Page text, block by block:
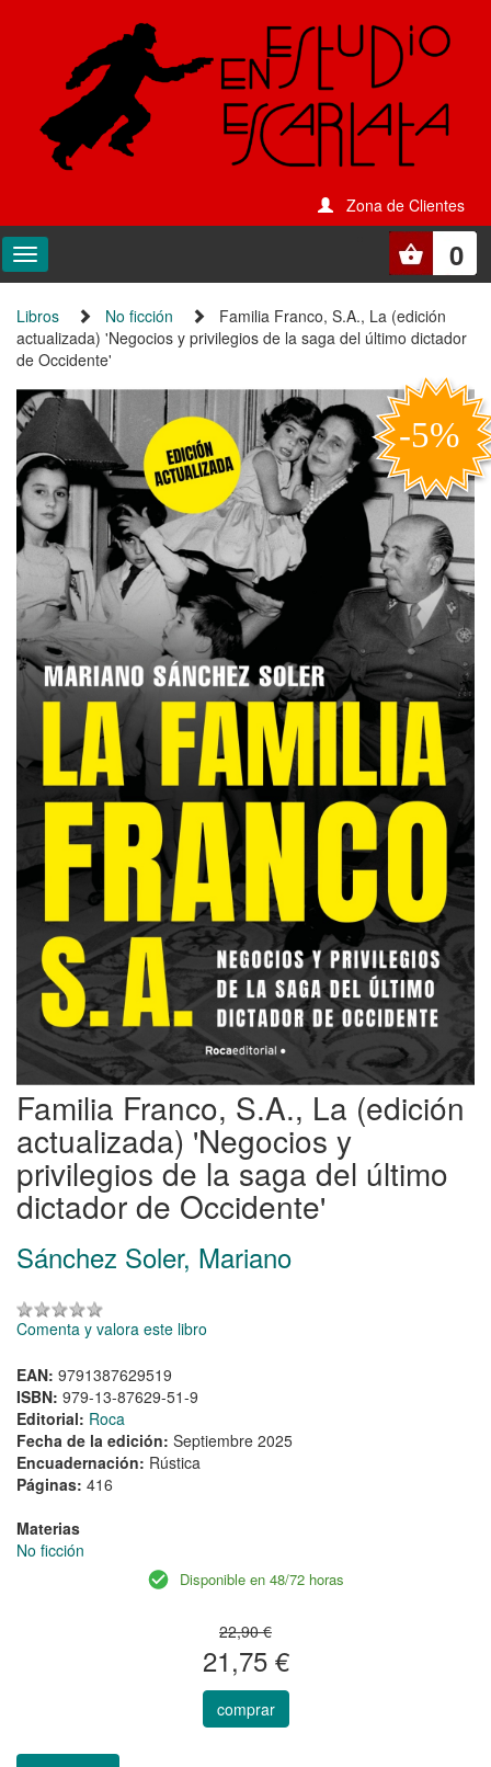
Zona de Clientes
0
Libros No ficción
Familia Franco, S.A., La (edición
actualizada) 'Negocios y privilegios de la saga del último dictador
de Occidente'
Familia Franco, S.A., La (edición
actualizada) 'Negocios y
privilegios de la saga del último
dictador de Occidente'
Sánchez Soler, Mariano
Comenta y valora este libro
EAN: 9791387629519
ISBN: 979-13-87629-51-9
Editorial: Roca
Fecha de la edición: Septiembre 2025
Encuadernación: Rústica
Páginas: 416
Materias
No ficción
Disponible en 48/72 horas
22,90 €
21,75 €
comprar